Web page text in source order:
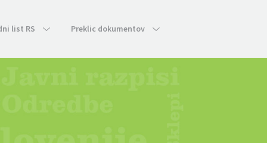
list RS Preklic dokumentov